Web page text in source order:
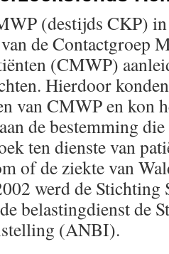
(destijds CKP)
de Contactgroep
(CMWP)
Hierdoor
van CMWP en kon
de bestemming
ten dienste van
of de ziekte van
werd de
belastingdienst de
(ANBI).